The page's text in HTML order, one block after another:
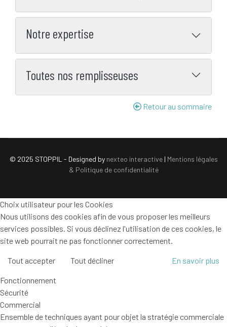
Notre expertise
Toutes nos remplisseuses
Retour au sommaire
© 2025 STOPPIL - Designed by nexteo interactive| Mentions légales
& Politique de confidentialité
Choix utilisateur pour les Cookies
Nous utilisons des cookies afin de vous proposer les meilleurs
services possibles. Si vous déclinez l'utilisation de ces cookies, le
site web pourrait ne pas fonctionner correctement.
Tout accepter Tout décliner En savoir plus
Fonctionnement
Sécurité
Commercial
Ensemble de techniques ayant pour objet la stratégie commerciale